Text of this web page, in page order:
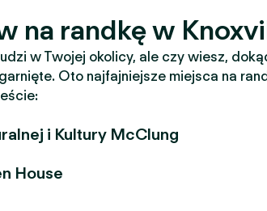
na randkę w
w Twojej okolicy, ale czy wiesz,
Oto najfajniejsze miejsca na
i Kultury McClung
House